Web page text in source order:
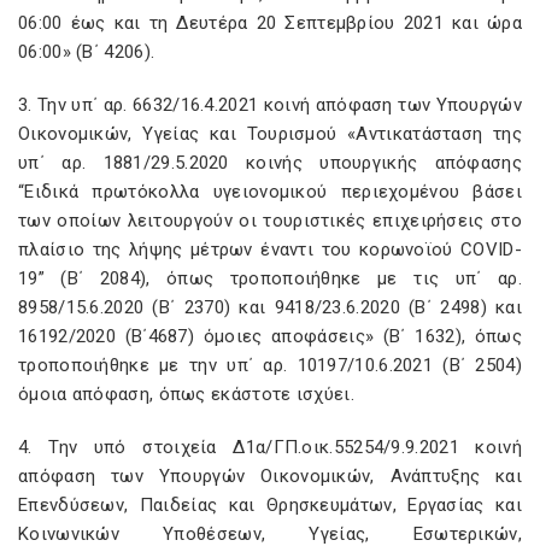
06:00 έως και τη Δευτέρα 20 Σεπτεμβρίου 2021 και ώρα
06:00» (Β΄ 4206).
3. Την υπ΄ αρ. 6632/16.4.2021 κοινή απόφαση των Υπουργών
Οικονομικών, Υγείας και Τουρισμού «Αντικατάσταση της
υπ΄ αρ. 1881/29.5.2020 κοινής υπουργικής απόφασης
“Ειδικά πρωτόκολλα υγειονομικού περιεχομένου βάσει
των οποίων λειτουργούν οι τουριστικές επιχειρήσεις στο
πλαίσιο της λήψης μέτρων έναντι του κορωνοϊού COVID-
19” (Β΄ 2084), όπως τροποποιήθηκε με τις υπ΄ αρ.
8958/15.6.2020 (Β΄ 2370) και 9418/23.6.2020 (Β΄ 2498) και
16192/2020 (Β΄4687) όμοιες αποφάσεις» (Β΄ 1632), όπως
τροποποιήθηκε με την υπ΄ αρ. 10197/10.6.2021 (Β΄ 2504)
όμοια απόφαση, όπως εκάστοτε ισχύει.
4. Την υπό στοιχεία Δ1α/ΓΠ.οικ.55254/9.9.2021 κοινή
απόφαση των Υπουργών Οικονομικών, Ανάπτυξης και
Επενδύσεων, Παιδείας και Θρησκευμάτων, Εργασίας και
Κοινωνικών Υποθέσεων, Υγείας, Εσωτερικών,